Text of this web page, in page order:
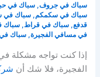
سباك في جروف,سباك في
سباك في سكمكم,سباك في
قدفع,سباك في قراط,سباك
في مسافي الفجيرة,سباك في
إذا كنت تواجه مشكلة
الفجيرة، فلا شك أن